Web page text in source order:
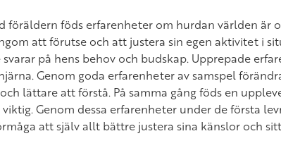
föräldern föds erfarenheter om hurdan världen är
att förutse och att justera sin egen aktivitet i
på hens behov och budskap. Upprepade
Genom goda erfarenheter av samspel
lättare att förstå. På samma gång föds en
Genom dessa erfarenheter under de första
att själv allt bättre justera sina känslor och